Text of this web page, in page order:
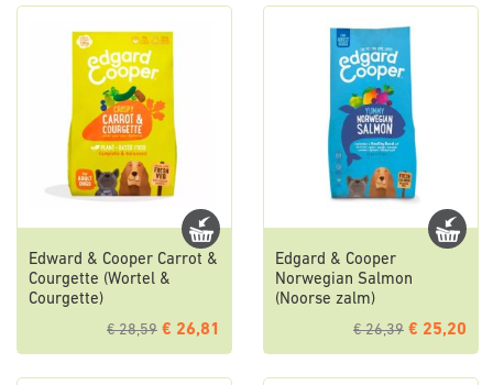
Edward & Cooper Carrot &
Courgette (Wortel &
Courgette)
€ 28,59 € 26,81
Edgard & Cooper
Norwegian Salmon
(Noorse zalm)
€ 26,39 € 25,20